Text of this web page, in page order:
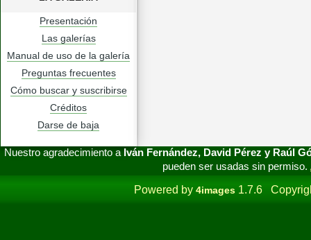
Presentación
Las galerías
Manual de uso de la galería
Preguntas frecuentes
Cómo buscar y suscribirse
Créditos
Darse de baja
Nuestro agradecimiento a Iván Fernández, David Pérez y Raúl
pueden ser usadas sin permiso.
Powered by 4images 1.7.6